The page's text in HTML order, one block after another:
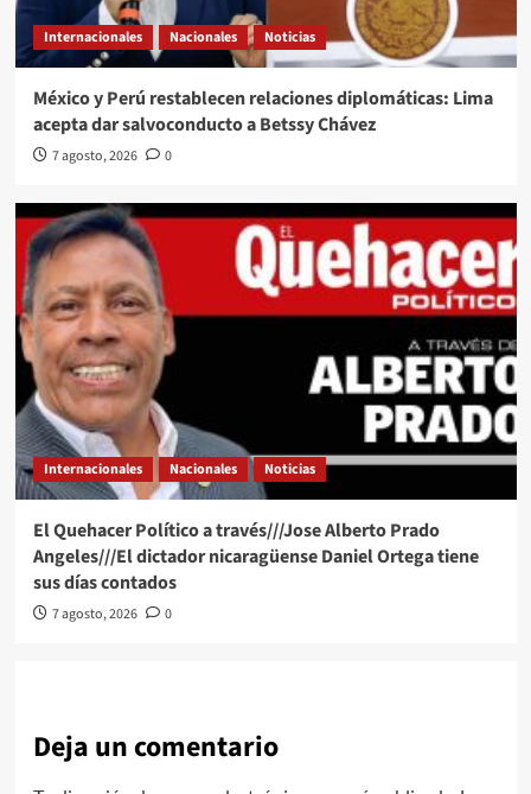
Internacionales Nacionales Noticias
México y Perú restablecen relaciones diplomáticas: Lima
acepta dar salvoconducto a Betssy Chávez
7 agosto, 2026 0
Internacionales Nacionales Noticias
El Quehacer Político a través///Jose Alberto Prado
Angeles///El dictador nicaragüense Daniel Ortega tiene
sus días contados
7 agosto, 2026 0
Deja un comentario